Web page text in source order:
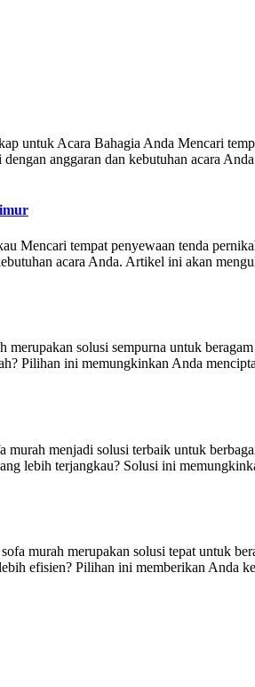
untuk Acara Bahagia Anda Mencari
anggaran dan kebutuhan acara
Mencari tempat penyewaan tenda
acara Anda. Artikel ini akan
solusi sempurna untuk
Pilihan ini memungkinkan Anda
menjadi solusi terbaik untuk
lebih terjangkau? Solusi ini
murah merupakan solusi tepat untuk
efisien? Pilihan ini memberikan Anda